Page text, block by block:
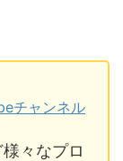
チャンネル
々なプロ